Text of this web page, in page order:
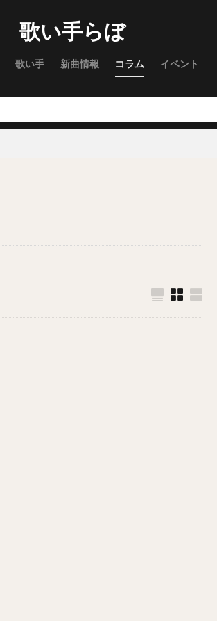
歌い手らぼ
歌い手 新曲情報 コラム イベント